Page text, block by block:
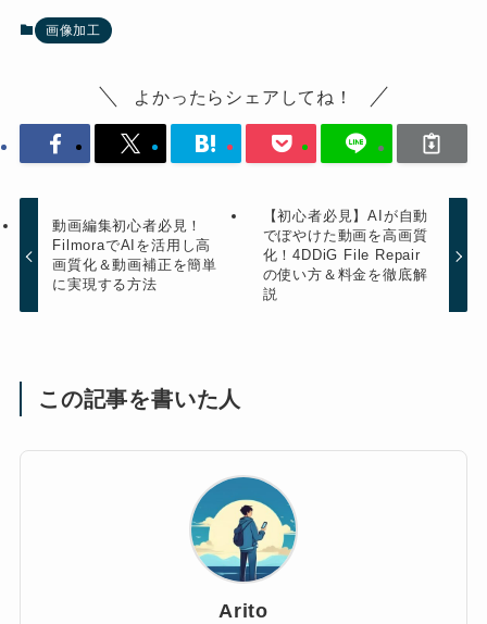
画像加工
よかったらシェアしてね！
動画編集初心者必見！
FilmoraでAIを活用し高
画質化＆動画補正を簡単
に実現する方法
【初心者必見】AIが自動
でぼやけた動画を高画質
化！4DDiG File Repair
の使い方＆料金を徹底解
説
この記事を書いた人
Arito